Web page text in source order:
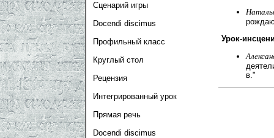
Сценарий игры
Docendi discimus
Профильный класс
Круглый стол
Рецензия
Интегрированный урок
Прямая речь
Docendi discimus
Урок-
в."